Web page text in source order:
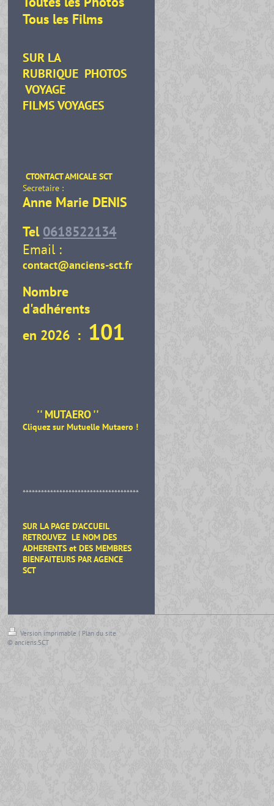
Tous les Films
SUR LA
RUBRIQUE PHOTOS
VOYAGE
FILMS VOYAGES
CTONTACT AMICALE SCT
Secretaire :
Anne Marie DENIS
Tel 0618522134
Email :
contact@anciens-sct.fr
Nombre
d'adhérents
en 2026 : 101
'' MUTAERO ''
Cliquez sur Mutuelle Mutaero !
**************************************
SUR LA PAGE D'ACCUEIL
RETROUVEZ LE NOM DES
ADHERENTS et DES MEMBRES
BIENFAITEURS PAR AGENCE
SCT
Version imprimable | Plan du site
© anciens.SCT